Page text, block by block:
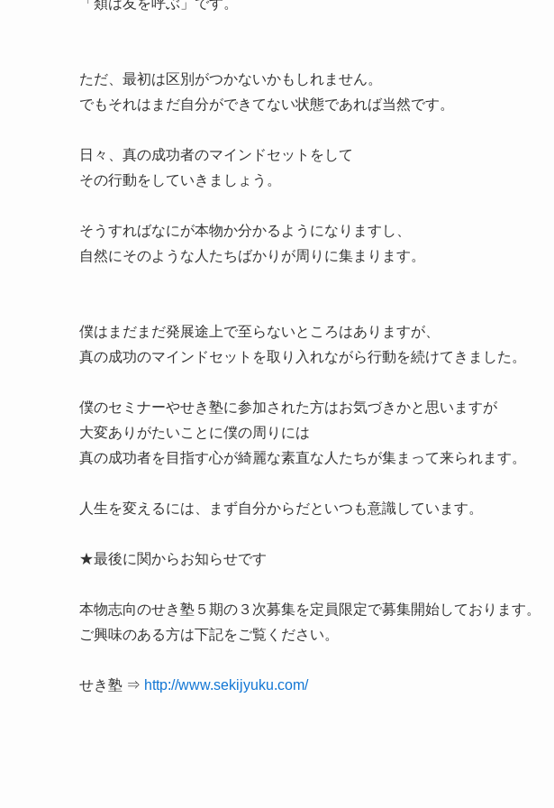
「類は友を呼ぶ」です。
ただ、最初は区別がつかないかもしれません。
でもそれはまだ自分ができてない状態であれば当然です。
日々、真の成功者のマインドセットをして
その行動をしていきましょう。
そうすればなにが本物か分かるようになりますし、
自然にそのような人たちばかりが周りに集まります。
僕はまだまだ発展途上で至らないところはありますが、
真の成功のマインドセットを取り入れながら行動を続けてきました。
僕のセミナーやせき塾に参加された方はお気づきかと思いますが
大変ありがたいことに僕の周りには
真の成功者を目指す心が綺麗な素直な人たちが集まって来られます。
人生を変えるには、まず自分からだといつも意識しています。
★最後に関からお知らせです
本物志向のせき塾５期の３次募集を定員限定で募集開始しております。
ご興味のある方は下記をご覧ください。
せき塾 ⇒ http://www.sekijyuku.com/